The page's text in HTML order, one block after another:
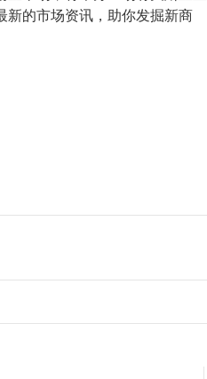
新的市场资讯，助你发掘新商